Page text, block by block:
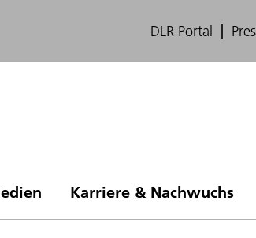
DLR Portal
Karriere & Nachwuchs